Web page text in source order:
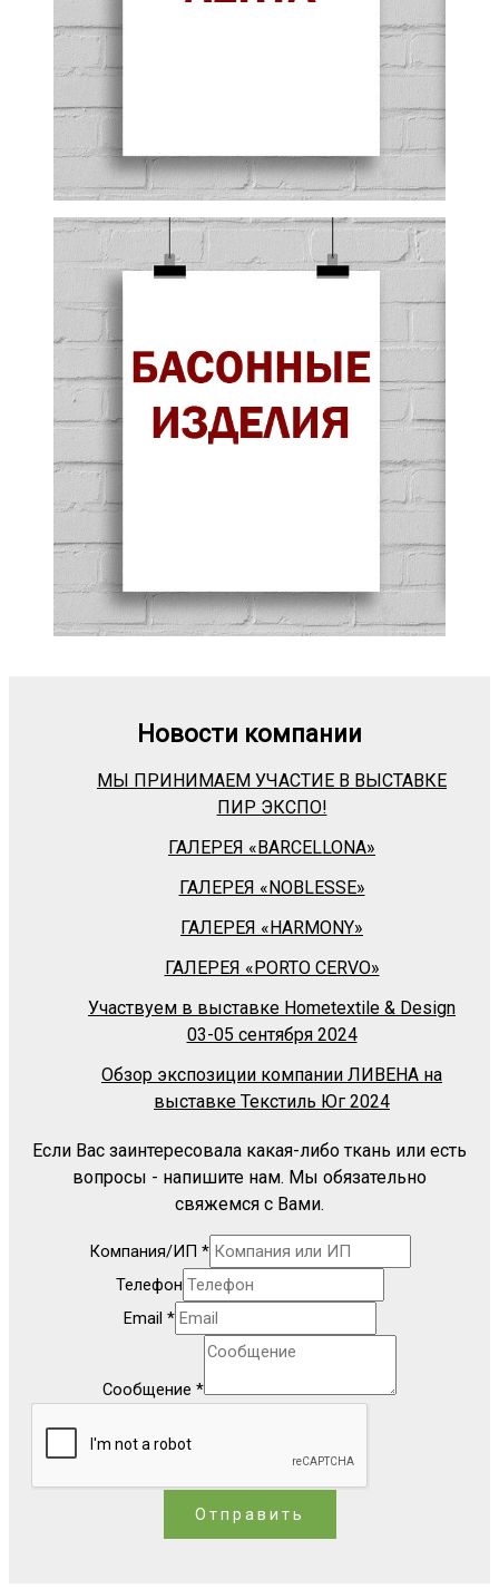
Новости компании
МЫ ПРИНИМАЕМ УЧАСТИЕ В ВЫСТАВКЕ
ПИР ЭКСПО!
ГАЛЕРЕЯ «BARСELLONA»
ГАЛЕРЕЯ «NOBLESSE»
ГАЛЕРЕЯ «HARMONY»
ГАЛЕРЕЯ «PORTO CERVO»
Участвуем в выставке Hometextile & Design
03-05 сентября 2024
Обзор экспозиции компании ЛИВЕНА на
выставке Текстиль Юг 2024
Если Вас заинтересовала какая-либо ткань или есть
вопросы - напишите нам. Мы обязательно
свяжемся с Вами.
Компания/ИП *
Телефон
Email *
Сообщение *
Отправить